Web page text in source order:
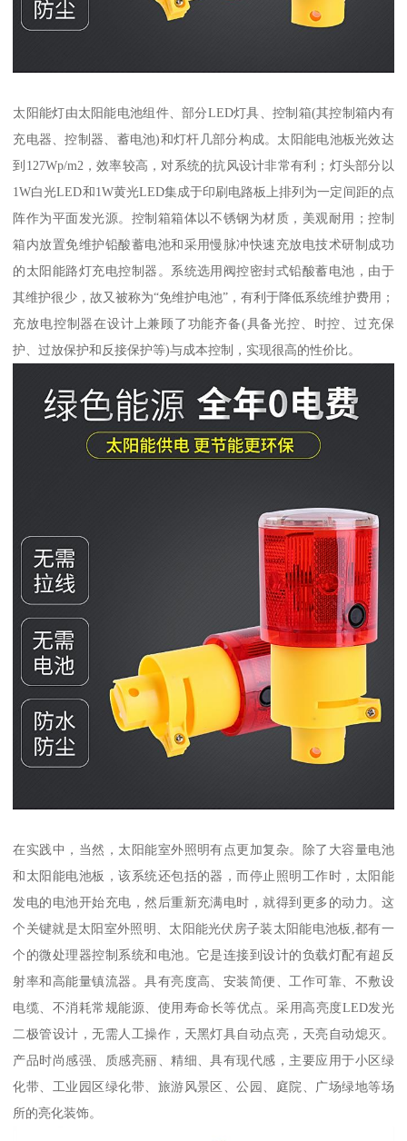
太阳能灯由太阳能电池组件、部分LED灯具、控制箱(其控制箱内有
充电器、控制器、蓄电池)和灯杆几部分构成。太阳能电池板光效达
到127Wp/m2，效率较高，对系统的抗风设计非常有利；灯头部分以
1W白光LED和1W黄光LED集成于印刷电路板上排列为一定间距的点
阵作为平面发光源。控制箱箱体以不锈钢为材质，美观耐用；控制
箱内放置免维护铅酸蓄电池和采用慢脉冲快速充放电技术研制成功
的太阳能路灯充电控制器。系统选用阀控密封式铅酸蓄电池，由于
其维护很少，故又被称为“免维护电池”，有利于降低系统维护费用；
充放电控制器在设计上兼顾了功能齐备(具备光控、时控、过充保
护、过放保护和反接保护等)与成本控制，实现很高的性价比。
在实践中，当然，太阳能室外照明有点更加复杂。除了大容量电池
和太阳能电池板，该系统还包括的器，而停止照明工作时，太阳能
发电的电池开始充电，然后重新充满电时，就得到更多的动力。这
个关键就是太阳室外照明、太阳能光伏房子装太阳能电池板,都有一
个的微处理器控制系统和电池。它是连接到设计的负载灯配有超反
射率和高能量镇流器。具有亮度高、安装简便、工作可靠、不敷设
电缆、不消耗常规能源、使用寿命长等优点。采用高亮度LED发光
二极管设计，无需人工操作，天黑灯具自动点亮，天亮自动熄灭。
产品时尚感强、质感亮丽、精细、具有现代感，主要应用于小区绿
化带、工业园区绿化带、旅游风景区、公园、庭院、广场绿地等场
所的亮化装饰。